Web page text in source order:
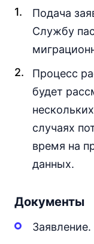
Подача
Службу
Процесс
будет
случаях
время на
данных.
Документы
Заявление.